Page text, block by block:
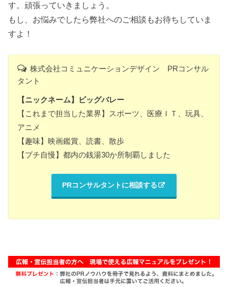
す。頑張っていきましょう。
もし、お悩みでしたら弊社へのご相談もお待ちしていま
すよ！
株式会社コミュニケーションデザイン PRコンサル
タント
【ニックネーム】ビッグバレー
【これまで担当した業界】スポーツ、医療ＩＴ、玩具、
アニメ
【趣味】映画鑑賞、読書、散歩
【プチ自慢】都内の銭湯30か所制覇しました
PRコンサルタントに相談する